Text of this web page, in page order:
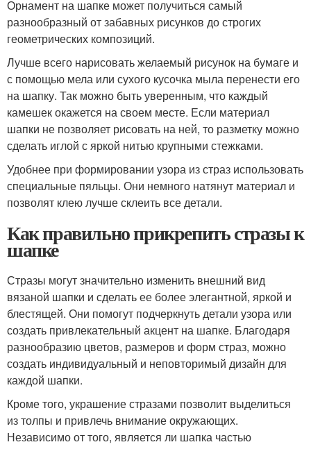
Орнамент на шапке может получиться самый
разнообразный от забавных рисунков до строгих
геометрических композиций.
Лучше всего нарисовать желаемый рисунок на бумаге и
с помощью мела или сухого кусочка мыла перенести его
на шапку. Так можно быть уверенным, что каждый
камешек окажется на своем месте. Если материал
шапки не позволяет рисовать на ней, то разметку можно
сделать иглой с яркой нитью крупными стежками.
Удобнее при формировании узора из страз использовать
специальные пяльцы. Они немного натянут материал и
позволят клею лучше склеить все детали.
Как правильно прикрепить стразы к
шапке
Стразы могут значительно изменить внешний вид
вязаной шапки и сделать ее более элегантной, яркой и
блестящей. Они помогут подчеркнуть детали узора или
создать привлекательный акцент на шапке. Благодаря
разнообразию цветов, размеров и форм страз, можно
создать индивидуальный и неповторимый дизайн для
каждой шапки.
Кроме того, украшение стразами позволит выделиться
из толпы и привлечь внимание окружающих.
Независимо от того, является ли шапка частью